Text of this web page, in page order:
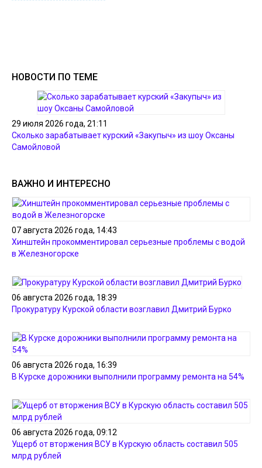
НОВОСТИ ПО ТЕМЕ
29 июля 2026 года, 21:11
Сколько зарабатывает курский «Закупыч» из шоу Оксаны
Самойловой
ВАЖНО И ИНТЕРЕСНО
07 августа 2026 года, 14:43
Хинштейн прокомментировал серьезные проблемы с водой
в Железногорске
06 августа 2026 года, 18:39
Прокуратуру Курской области возглавил Дмитрий Бурко
06 августа 2026 года, 16:39
В Курске дорожники выполнили программу ремонта на 54%
06 августа 2026 года, 09:12
Ущерб от вторжения ВСУ в Курскую область составил 505
млрд рублей